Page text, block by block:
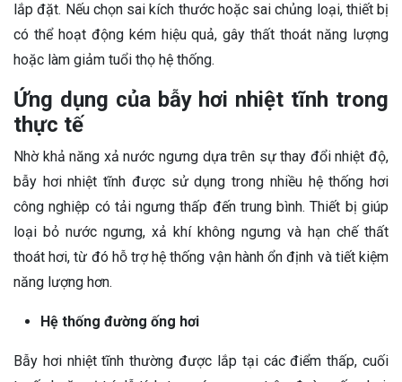
lắp đặt. Nếu chọn sai kích thước hoặc sai chủng loại, thiết bị
có thể hoạt động kém hiệu quả, gây thất thoát năng lượng
hoặc làm giảm tuổi thọ hệ thống.
Ứng dụng của bẫy hơi nhiệt tĩnh trong
thực tế
Nhờ khả năng xả nước ngưng dựa trên sự thay đổi nhiệt độ,
bẫy hơi nhiệt tĩnh được sử dụng trong nhiều hệ thống hơi
công nghiệp có tải ngưng thấp đến trung bình. Thiết bị giúp
loại bỏ nước ngưng, xả khí không ngưng và hạn chế thất
thoát hơi, từ đó hỗ trợ hệ thống vận hành ổn định và tiết kiệm
năng lượng hơn.
Hệ thống đường ống hơi
Bẫy hơi nhiệt tĩnh thường được lắp tại các điểm thấp, cuối